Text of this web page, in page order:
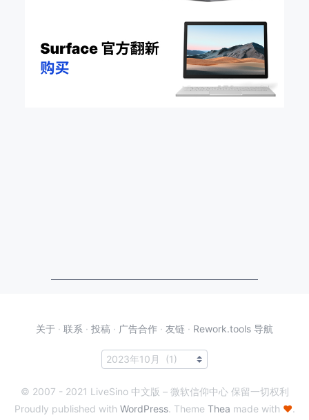
关于 · 联系 · 投稿 · 广告合作 · 友链 · Rework.tools 导航
© 2007 - 2021 LiveSino 中文版 – 微软信仰中心 保留一切权利
Proudly published with WordPress. Theme Thea made with ♥.